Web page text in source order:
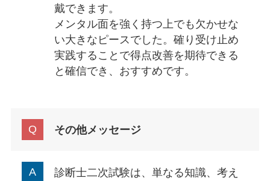
戴できます。
メンタル面を強く持つ上でも欠かせな
い大きなピースでした。確り受け止め
実践することで得点改善を期待できる
と確信でき、おすすめです。
その他メッセージ
診断士二次試験は、単なる知識、考え